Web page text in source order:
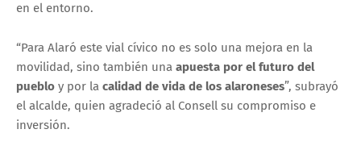
en el entorno.
“Para Alaró este vial cívico no es solo una mejora en la
movilidad, sino también una apuesta por el futuro del
pueblo y por la calidad de vida de los alaroneses”, subrayó
el alcalde, quien agradeció al Consell su compromiso e
inversión.